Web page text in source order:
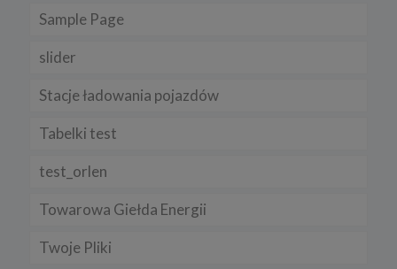
Sample Page
slider
Stacje ładowania pojazdów
Tabelki test
test_orlen
Towarowa Giełda Energii
Twoje Pliki